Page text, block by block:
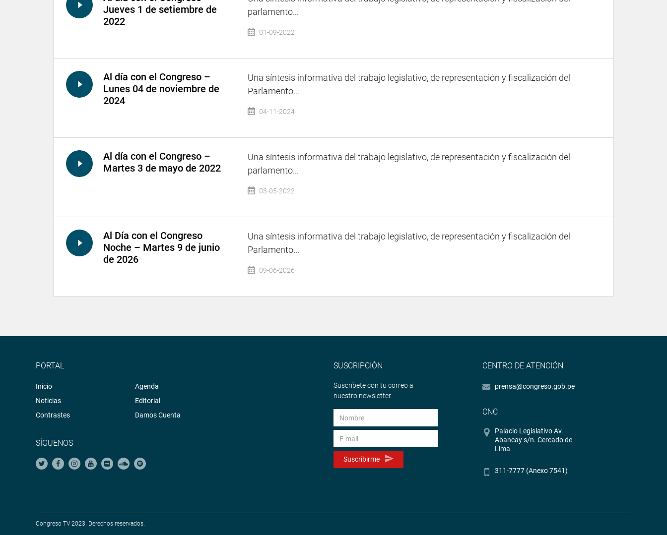
Jueves 1 de setiembre de
2022
parlamento...
01-09-2022
Al día con el Congreso –
Lunes 04 de noviembre de
2024
Una síntesis informativa del trabajo legislativo, de representación y fiscalización del
Parlamento...
04-11-2024
Al día con el Congreso –
Martes 3 de mayo de 2022
Una síntesis informativa del trabajo legislativo, de representación y fiscalización del
parlamento...
03-05-2022
Al Día con el Congreso
Noche – Martes 9 de junio
de 2026
Una síntesis informativa del trabajo legislativo, de representación y fiscalización del
Parlamento...
09-06-2026
PORTAL
Inicio
Noticias
Contrastes
Agenda
Editorial
Damos Cuenta
SÍGUENOS
SUSCRIPCIÓN
Suscríbete con tu correo a
nuestro newsletter.
Suscribirme
CENTRO DE ATENCIÓN
prensa@congreso.gob.pe
CNC
Palacio Legislativo Av.
Abancay s/n. Cercado de
Lima
311-7777 (Anexo 7541)
Congreso TV 2023. Derechos reservados.